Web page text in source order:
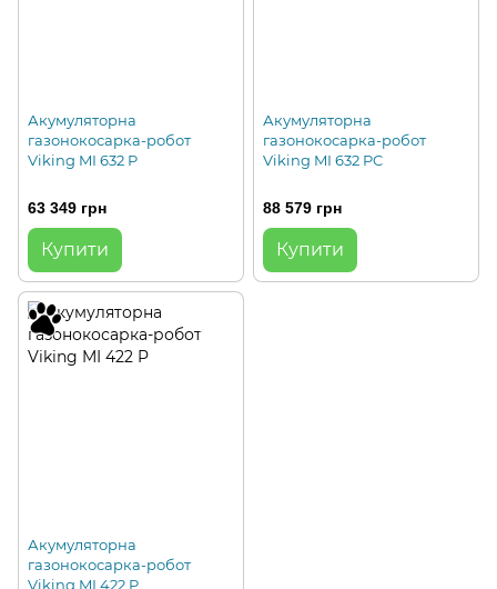
Акумуляторна
газонокосарка-робот
Viking MI 632 P
63 349 грн
Купити
Акумуляторна
газонокосарка-робот
Viking MI 632 PC
88 579 грн
Купити
Акумуляторна
газонокосарка-робот
Viking MI 422 P